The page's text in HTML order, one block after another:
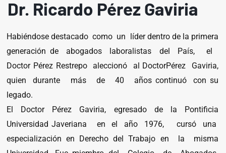
Dr. Ricardo Pérez Gaviria
Habiéndose destacado como un líder dentro de la primera
generación de abogados laboralistas del País, el
Doctor Pérez Restrepo aleccionó al DoctorPérez Gaviria,
quien durante más de 40 años continuó con su
legado.
El Doctor Pérez Gaviria, egresado de la Pontificia
Universidad Javeriana en el año 1976, cursó una
especialización en Derecho del Trabajo en la misma